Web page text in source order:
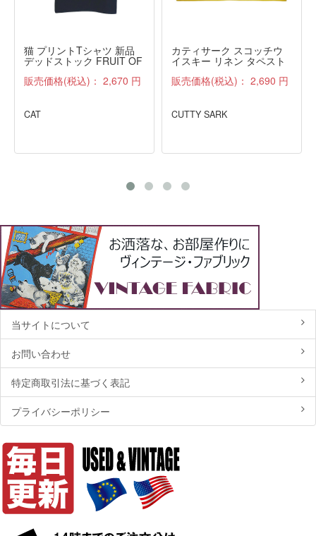
猫 プリントTシャツ 新品
デッドストック FRUIT OF
販売価格(税込)： 2,670 円
CAT
カティサーク スコッチウ
イスキー リネン タペスト
アンティーク
販売価格(税込)： 2,690 円
CUTTY SARK
当サイトについて
お問い合わせ
特定商取引法に基づく表記
プライバシーポリシー